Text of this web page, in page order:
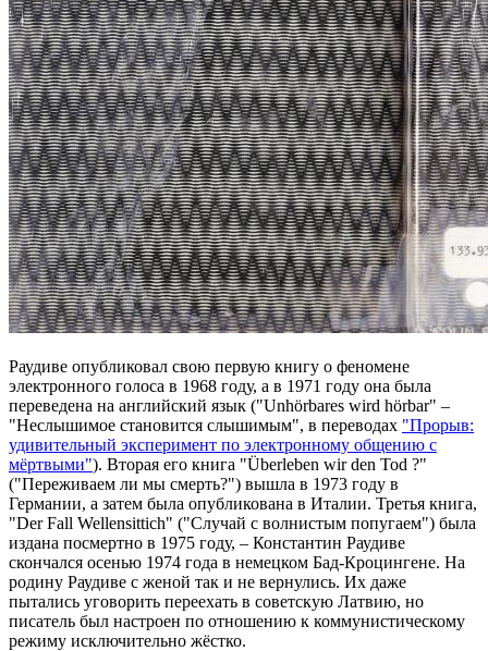
Раудиве опубликовал свою первую книгу о феномене
электронного голоса в 1968 году, а в 1971 году она была
переведена на английский язык ("Unhörbares wird hörbar" –
"Неслышимое становится слышимым", в переводах "Прорыв:
удивительный эксперимент по электронному общению с
мёртвыми"). Вторая его книга "Überleben wir den Tod ?"
("Переживаем ли мы смерть?") вышла в 1973 году в
Германии, а затем была опубликована в Италии. Третья книга,
"Der Fall Wellensittich" ("Случай с волнистым попугаем") была
издана посмертно в 1975 году, – Константин Раудиве
скончался осенью 1974 года в немецком Бад-Кроцингене. На
родину Раудиве с женой так и не вернулись. Их даже
пытались уговорить переехать в советскую Латвию, но
писатель был настроен по отношению к коммунистическому
режиму исключительно жёстко.